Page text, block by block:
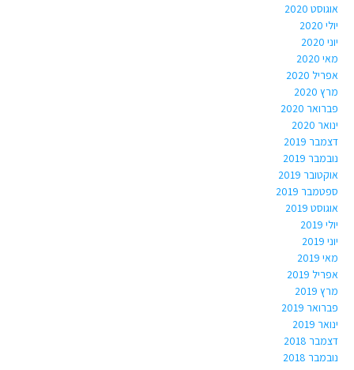
אוגוסט 2020
יולי 2020
יוני 2020
מאי 2020
אפריל 2020
מרץ 2020
פברואר 2020
ינואר 2020
דצמבר 2019
נובמבר 2019
אוקטובר 2019
ספטמבר 2019
אוגוסט 2019
יולי 2019
יוני 2019
מאי 2019
אפריל 2019
מרץ 2019
פברואר 2019
ינואר 2019
דצמבר 2018
נובמבר 2018